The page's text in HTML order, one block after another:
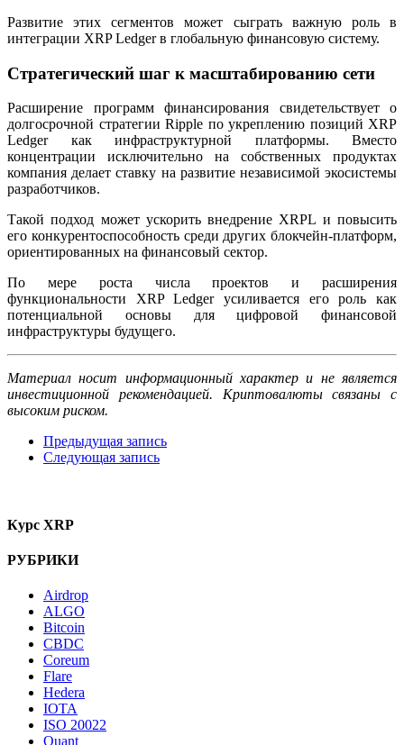
Развитие этих сегментов может сыграть важную роль в
интеграции XRP Ledger в глобальную финансовую систему.
Стратегический шаг к масштабированию сети
Расширение программ финансирования свидетельствует о
долгосрочной стратегии Ripple по укреплению позиций XRP
Ledger как инфраструктурной платформы. Вместо
концентрации исключительно на собственных продуктах
компания делает ставку на развитие независимой экосистемы
разработчиков.
Такой подход может ускорить внедрение XRPL и повысить
его конкурентоспособность среди других блокчейн-платформ,
ориентированных на финансовый сектор.
По мере роста числа проектов и расширения
функциональности XRP Ledger усиливается его роль как
потенциальной основы для цифровой финансовой
инфраструктуры будущего.
Материал носит информационный характер и не является
инвестиционной рекомендацией. Криптовалюты связаны с
высоким риском.
Предыдущая запись
Следующая запись
Курс XRP
РУБРИКИ
Airdrop
ALGO
Bitcoin
CBDC
Coreum
Flare
Hedera
IOTA
ISO 20022
Quant